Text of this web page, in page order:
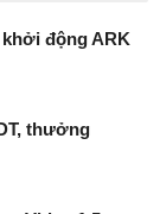
khởi động ARK
thưởng